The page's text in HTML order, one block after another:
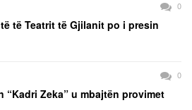
0
të Teatrit të Gjilanit po i presin
0
“Kadri Zeka” u mbajtën provimet